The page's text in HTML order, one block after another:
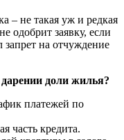
– не такая уж и редкая
одобрит заявку, если
запрет на отчуждение
доли жилья?
платежей по
часть кредита.